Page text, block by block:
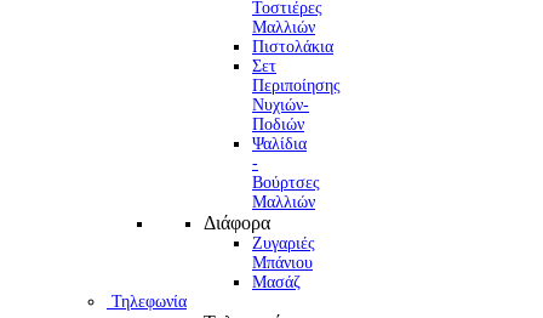
Τοστιέρες
Μαλλιών
Πιστολάκια
Σετ
Περιποίησης
Νυχιών-
Ποδιών
Ψαλίδια
-
Βούρτσες
Μαλλιών
Διάφορα
Ζυγαριές
Μπάνιου
Μασάζ
Τηλεφωνία